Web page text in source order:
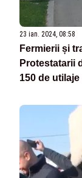
23 ian. 2024, 08:58
Fermierii și
Protestatarii
150 de utilaje